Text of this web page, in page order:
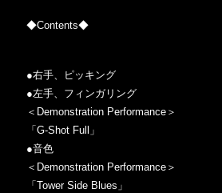
◆Contents◆
●右手、ピッキング
●左手、フィンガリング
＜Demonstration Performance＞
「G-Shot Full」
●音色
＜Demonstration Performance＞
「Tower Side Blues」